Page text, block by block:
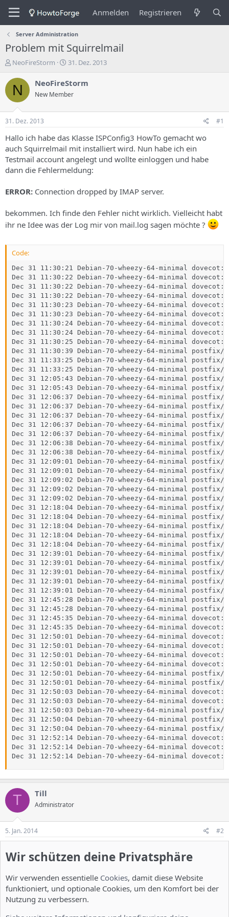
Anmelden Registrieren
Server Administration
Problem mit Squirrelmail
E
s
e
e
r
e
s
T
e
a
s
NeoFireStorm
E
s
e
n
s
d
a
u
31. Dez. 2013
N NeoFireStorm
New Member
31. Dez. 2013 #1
Hallo ich habe das Klasse ISPConfig3 HowTo gemacht wo
auch Squirrelmail mit installiert wird. Nun habe ich ein
Testmail account angelegt und wollte einloggen und habe
dann die Fehlermeldung:
ERROR: Connection dropped by IMAP server.
bekommen. Ich finde den Fehler nicht wirklich. Vielleicht habt
ihr ne Idee was der Log mir von mail.log sagen möchte ?
Code:
Dec 31 11:30:21 Debian-70-wheezy-64-minimal
Dec 31 11:30:22 Debian-70-wheezy-64-minimal
Dec 31 11:30:22 Debian-70-wheezy-64-minimal
Dec 31 11:30:22 Debian-70-wheezy-64-minimal
Dec 31 11:30:23 Debian-70-wheezy-64-minimal
Dec 31 11:30:23 Debian-70-wheezy-64-minimal
Dec 31 11:30:24 Debian-70-wheezy-64-minimal
Dec 31 11:30:24 Debian-70-wheezy-64-minimal
Dec 31 11:30:25 Debian-70-wheezy-64-minimal
Dec 31 11:30:39 Debian-70-wheezy-64-minimal
Dec 31 11:33:25 Debian-70-wheezy-64-minimal
Dec 31 11:33:25 Debian-70-wheezy-64-minimal
Dec 31 12:05:43 Debian-70-wheezy-64-minimal
Dec 31 12:05:43 Debian-70-wheezy-64-minimal
Dec 31 12:06:37 Debian-70-wheezy-64-minimal
Dec 31 12:06:37 Debian-70-wheezy-64-minimal
Dec 31 12:06:37 Debian-70-wheezy-64-minimal postfix/
Dec 31 12:06:37 Debian-70-wheezy-64-minimal postfix/
Dec 31 12:06:37 Debian-70-wheezy-64-minimal
Dec 31 12:06:38 Debian-70-wheezy-64-minimal
Dec 31 12:06:38 Debian-70-wheezy-64-minimal postfix/
Dec 31 12:09:01 Debian-70-wheezy-64-minimal postfix/
Dec 31 12:09:01 Debian-70-wheezy-64-minimal postfix/
Dec 31 12:09:02 Debian-70-wheezy-64-minimal
Dec 31 12:09:02 Debian-70-wheezy-64-minimal
Dec 31 12:09:02 Debian-70-wheezy-64-minimal postfix/
Dec 31 12:18:04 Debian-70-wheezy-64-minimal postfix/
Dec 31 12:18:04 Debian-70-wheezy-64-minimal postfix/
Dec 31 12:18:04 Debian-70-wheezy-64-minimal
Dec 31 12:18:04 Debian-70-wheezy-64-minimal
Dec 31 12:18:04 Debian-70-wheezy-64-minimal postfix/
Dec 31 12:39:01 Debian-70-wheezy-64-minimal postfix/
Dec 31 12:39:01 Debian-70-wheezy-64-minimal postfix/
Dec 31 12:39:01 Debian-70-wheezy-64-minimal
Dec 31 12:39:01 Debian-70-wheezy-64-minimal
Dec 31 12:39:01 Debian-70-wheezy-64-minimal postfix/
Dec 31 12:45:28 Debian-70-wheezy-64-minimal
Dec 31 12:45:28 Debian-70-wheezy-64-minimal
Dec 31 12:45:35 Debian-70-wheezy-64-minimal
Dec 31 12:45:35 Debian-70-wheezy-64-minimal
Dec 31 12:50:01 Debian-70-wheezy-64-minimal
Dec 31 12:50:01 Debian-70-wheezy-64-minimal
Dec 31 12:50:01 Debian-70-wheezy-64-minimal
Dec 31 12:50:01 Debian-70-wheezy-64-minimal
Dec 31 12:50:01 Debian-70-wheezy-64-minimal
Dec 31 12:50:01 Debian-70-wheezy-64-minimal
Dec 31 12:50:03 Debian-70-wheezy-64-minimal
Dec 31 12:50:03 Debian-70-wheezy-64-minimal
Dec 31 12:50:03 Debian-70-wheezy-64-minimal
Dec 31 12:50:04 Debian-70-wheezy-64-minimal
Dec 31 12:50:04 Debian-70-wheezy-64-minimal
Dec 31 12:52:14 Debian-70-wheezy-64-minimal
Dec 31 12:52:14 Debian-70-wheezy-64-minimal
Dec 31 12:52:14 Debian-70-wheezy-64-minimal
T Till
Administrator
5. Jan. 2014 #2
sagen das dovecot-mysql psket nicht installiert ist.
Du musst dich einloggen oder registrieren, um hier zu antworten.
Wir schützen deine Privatsphäre
Wir verwenden essentielle Cookies, damit diese Website
funktioniert, und optionale Cookies, um den Komfort bei der
Nutzung zu verbessern.